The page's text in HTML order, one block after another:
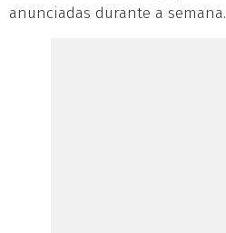
anunciadas durante a semana.